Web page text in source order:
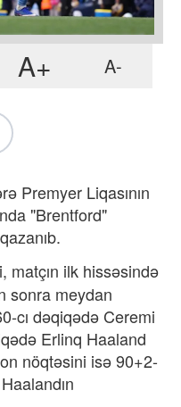
A+ A-
Premyer Liqasının
"Brentford"
matçın ilk hissəsində
sonra meydan
cı dəqiqədə Ceremi
Erlinq Haaland
nöqtəsini isə 90+2-